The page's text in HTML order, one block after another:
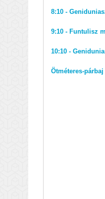
8:10 -
9:10 - Funtulisz
10:10 -
Ötméteres-párbaj